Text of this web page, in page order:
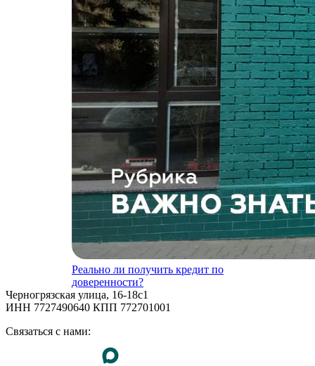
Реально ли получить кредит по
доверенности?
Черногрязская улица, 16-18с1
ИНН 7727490640 КПП 772701001
Связаться с нами: